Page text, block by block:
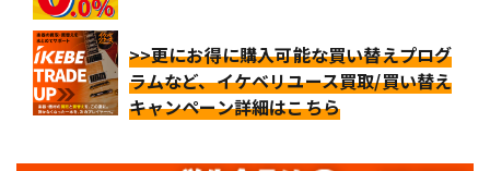
>>更にお得に購入可能な買い替えプログ
ラムなど、イケベリユース買取/買い替え
キャンペーン詳細はこちら